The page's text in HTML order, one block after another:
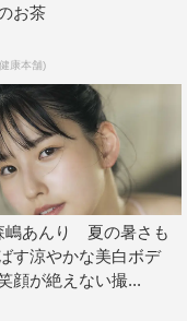
げでリリースイベン
店さんは、いつも
いたので、まさか
当にうれしい！」
お茶
康本舗)
嶋あんり 夏の暑さも
す涼やかな美白ボデ
顔が絶えない撮...